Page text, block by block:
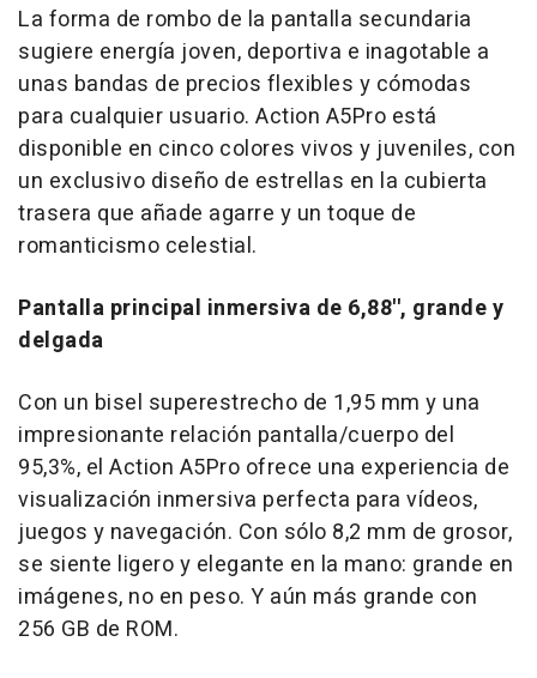
La forma de rombo de la pantalla secundaria
sugiere energía joven, deportiva e inagotable a
unas bandas de precios flexibles y cómodas
para cualquier usuario. Action A5Pro está
disponible en cinco colores vivos y juveniles, con
un exclusivo diseño de estrellas en la cubierta
trasera que añade agarre y un toque de
romanticismo celestial.
Pantalla principal inmersiva de 6,88'', grande y
delgada
Con un bisel superestrecho de 1,95 mm y una
impresionante relación pantalla/cuerpo del
95,3%, el Action A5Pro ofrece una experiencia de
visualización inmersiva perfecta para vídeos,
juegos y navegación. Con sólo 8,2 mm de grosor,
se siente ligero y elegante en la mano: grande en
imágenes, no en peso. Y aún más grande con
256 GB de ROM.